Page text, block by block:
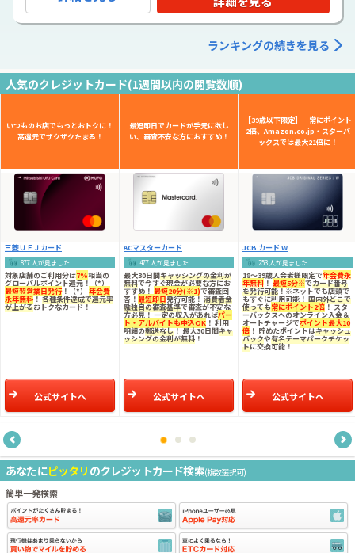
ランキングの続きを見る
人気のクレジットカード(1週間以内の閲覧数順)
いつものお店でもっとおトクに！
高還元でザクザクたまる！
三菱ＵＦＪカード
877 人が見ました
対象店舗のご利用分は7%相当の
グローバルポイント還元！（*）
最短翌営業日発行！（*） 年会費
永年無料！各種条件達成で還元率
が上がるおトクなカード！
公式サイトへ
最短即日でカードが手元に欲し
い、審査不安な方におすすめ！
ACマスターカード
477 人が見ました
最大30日間キャッシングの金利が
無料で今すぐ現金が必要な方にお
すすめ！ 最短20分(※1)で審査回
答！ 最短即日発行可能！ 消費者金
融独自の審査基準で審査が不安な
方必見！ 一定の収入があればパー
ト・アルバイトも申込OK ！ 利用
明細の郵送なし！ 最大30日間キャ
ッシングの金利が無料 ！
公式サイトへ
【39歳以下限定】 常にポイント
2倍、Amazon.co.jp・スターバ
ックスでは最大21倍に！
JCB カード W
253 人が見ました
18～39歳入会者様限定で年会費永
年無料 ！ 最短5分※でカード番号
を発行可能！※ネットでも店頭で
もすぐに利用可能！ 国内外どこで
使っても常にポイント2倍！ スタ
ーバックスへのオンライン入金＆
オートチャージでポイント最大10
倍 ！ 貯めたポイントはキャッシュ
バックや有名テーマパークチケッ
トに交換可能！
公式サイトへ
あなたにピッタリ のクレジットカード検索(複数選択可)
簡単一発検索